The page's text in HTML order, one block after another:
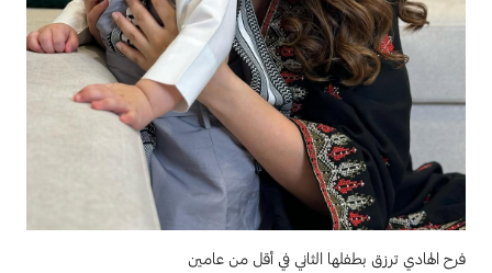
فرح الهادي ترزق بطفلها الثاني في أقل من عامين